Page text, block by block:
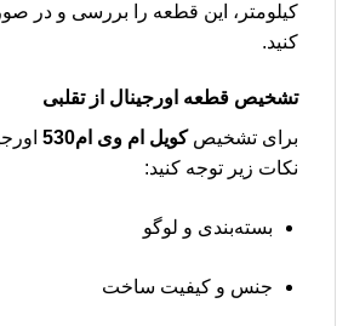
کیلومتر، این قطعه را بررسی و در
کنید.
تشخیص قطعه اورجینال از تقلبی
برای تشخیصکویل ام وی ام530
نکات زیر توجه کنید:
بسته‌بندی و لوگو
جنس و کیفیت ساخت